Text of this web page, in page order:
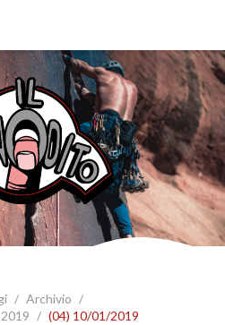
/ Archivio /
/ (04) 10/01/2019